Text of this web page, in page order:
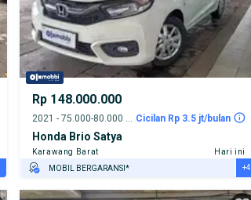
Rp 148.000.000
Cicilan Rp 3.5 jt/bulan
Honda Brio Satya
Karawang Barat
Hari ini
MOBIL BERGARANSI*
+4